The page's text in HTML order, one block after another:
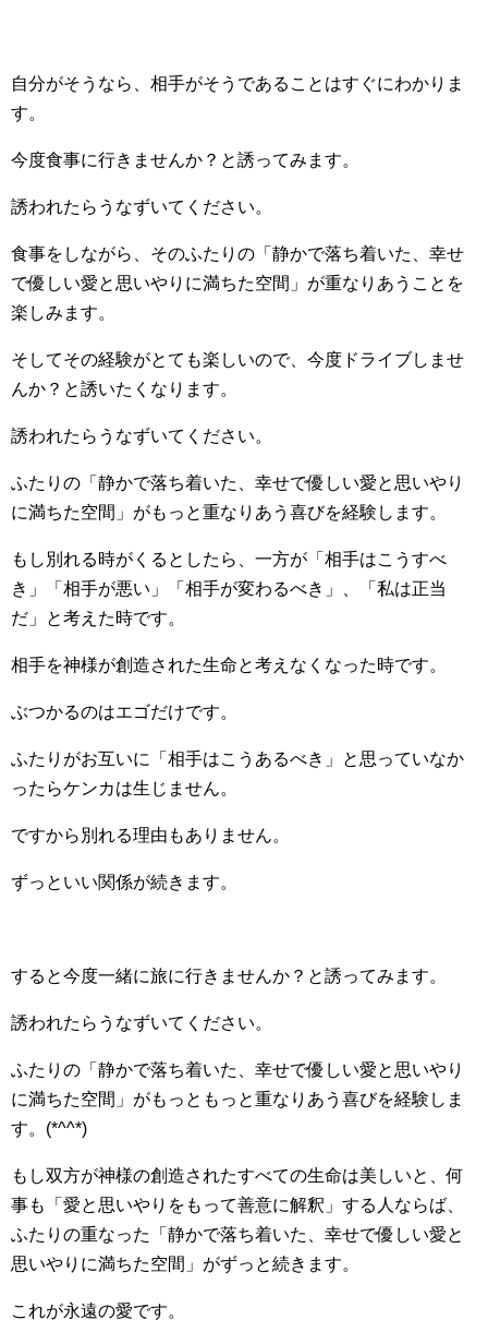
自分がそうなら、相手がそうであることはすぐにわかりま
す。
今度食事に行きませんか？と誘ってみます。
誘われたらうなずいてください。
食事をしながら、そのふたりの「静かで落ち着いた、幸せ
で優しい愛と思いやりに満ちた空間」が重なりあうことを
楽しみます。
そしてその経験がとても楽しいので、今度ドライブしませ
んか？と誘いたくなります。
誘われたらうなずいてください。
ふたりの「静かで落ち着いた、幸せで優しい愛と思いやり
に満ちた空間」がもっと重なりあう喜びを経験します。
もし別れる時がくるとしたら、一方が「相手はこうすべ
き」「相手が悪い」「相手が変わるべき」、「私は正当
だ」と考えた時です。
相手を神様が創造された生命と考えなくなった時です。
ぶつかるのはエゴだけです。
ふたりがお互いに「相手はこうあるべき」と思っていなか
ったらケンカは生じません。
ですから別れる理由もありません。
ずっといい関係が続きます。
すると今度一緒に旅に行きませんか？と誘ってみます。
誘われたらうなずいてください。
ふたりの「静かで落ち着いた、幸せで優しい愛と思いやり
に満ちた空間」がもっともっと重なりあう喜びを経験しま
す。(*^^*)
もし双方が神様の創造されたすべての生命は美しいと、何
事も「愛と思いやりをもって善意に解釈」する人ならば、
ふたりの重なった「静かで落ち着いた、幸せで優しい愛と
思いやりに満ちた空間」がずっと続きます。
これが永遠の愛です。